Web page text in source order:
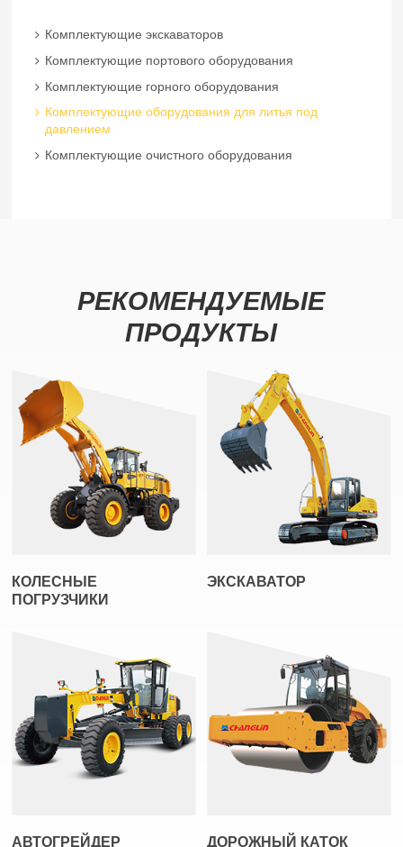
Комплектующие экскаваторов
Комплектующие портового оборудования
Комплектующие горного оборудования
Комплектующие оборудования для литья под
давлением
Комплектующие очистного оборудования
РЕКОМЕНДУЕМЫЕ
ПРОДУКТЫ
КОЛЕСНЫЕ
ПОГРУЗЧИКИ
ЭКСКАВАТОР
АВТОГРЕЙДЕР ДОРОЖНЫЙ КАТОК